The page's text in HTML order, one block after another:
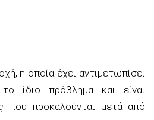
η οποία έχει αντιμετωπίσει
ίδιο πρόβλημα και είναι
που προκαλούνται μετά από